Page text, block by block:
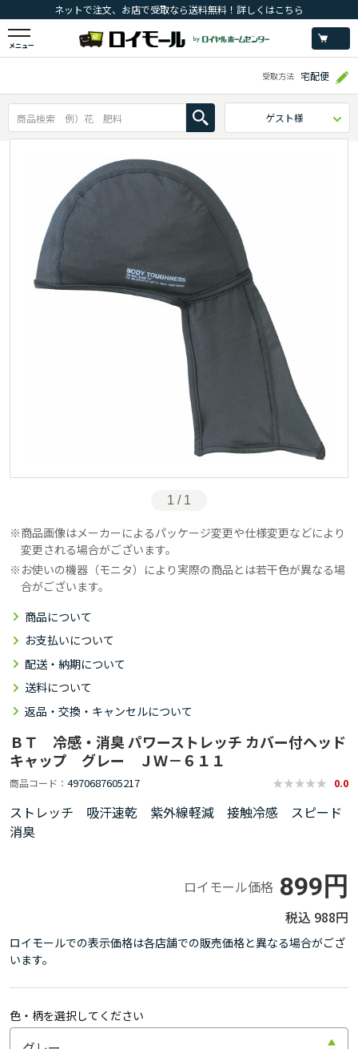
ネットで注文、お店で受取なら送料無料！詳しくはこちら
メニュー
受取方法 宅配便
ゲスト様
1 / 1
商品画像はメーカーによるパッケージ変更や仕様変更などにより
変更される場合がございます。
お使いの機器（モニタ）により実際の商品とは若干色が異なる場
合がございます。
商品について
お支払いについて
配送・納期について
送料について
返品・交換・キャンセルについて
ＢＴ 冷感・消臭 パワーストレッチ カバー付ヘッド
キャップ グレー ＪＷ－６１１
商品コード 4970687605217 0.0
ストレッチ 吸汗速乾 紫外線軽減 接触冷感 スピード
消臭
ロイモール価格 899円
988円
ロイモールでの表示価格は各店舗での販売価格と異なる場合がござ
います。
色・柄を選択してください